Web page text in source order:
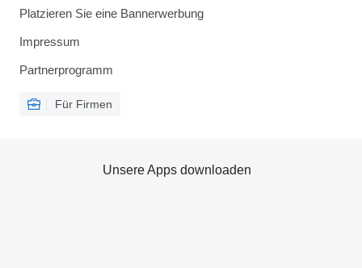
Platzieren Sie eine Bannerwerbung
Impressum
Partnerprogramm
Für Firmen
Unsere Apps downloaden